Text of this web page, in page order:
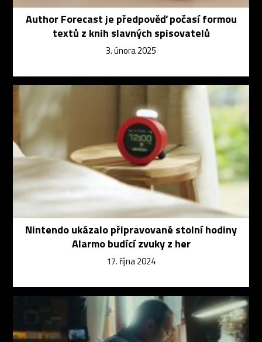
Author Forecast je předpověď počasí formou
textů z knih slavných spisovatelů
3. února 2025
Nintendo ukázalo připravované stolní hodiny
Alarmo budící zvuky z her
17. října 2024